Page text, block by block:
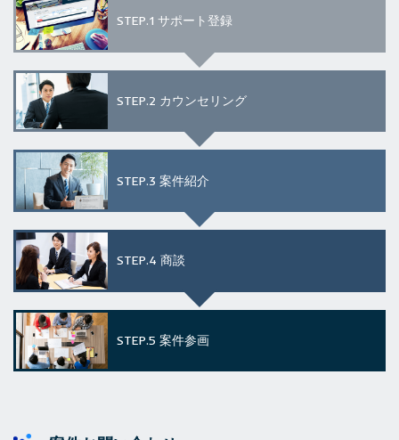
STEP.1 サポート登録
STEP.2 カウンセリング
STEP.3 案件紹介
STEP.4 商談
STEP.5 案件参画